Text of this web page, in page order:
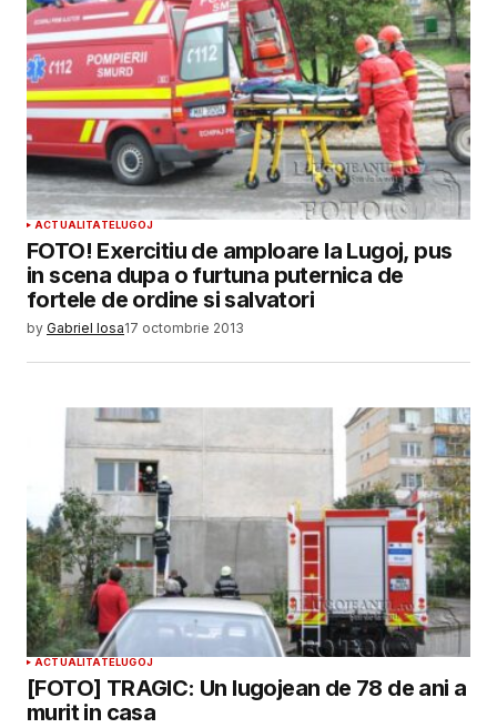
ACTUALITATELUGOJ
FOTO! Exercitiu de amploare la Lugoj, pus
in scena dupa o furtuna puternica de
fortele de ordine si salvatori
by Gabriel Iosa17 octombrie 2013
ACTUALITATELUGOJ
[FOTO] TRAGIC: Un lugojean de 78 de ani a
murit in casa